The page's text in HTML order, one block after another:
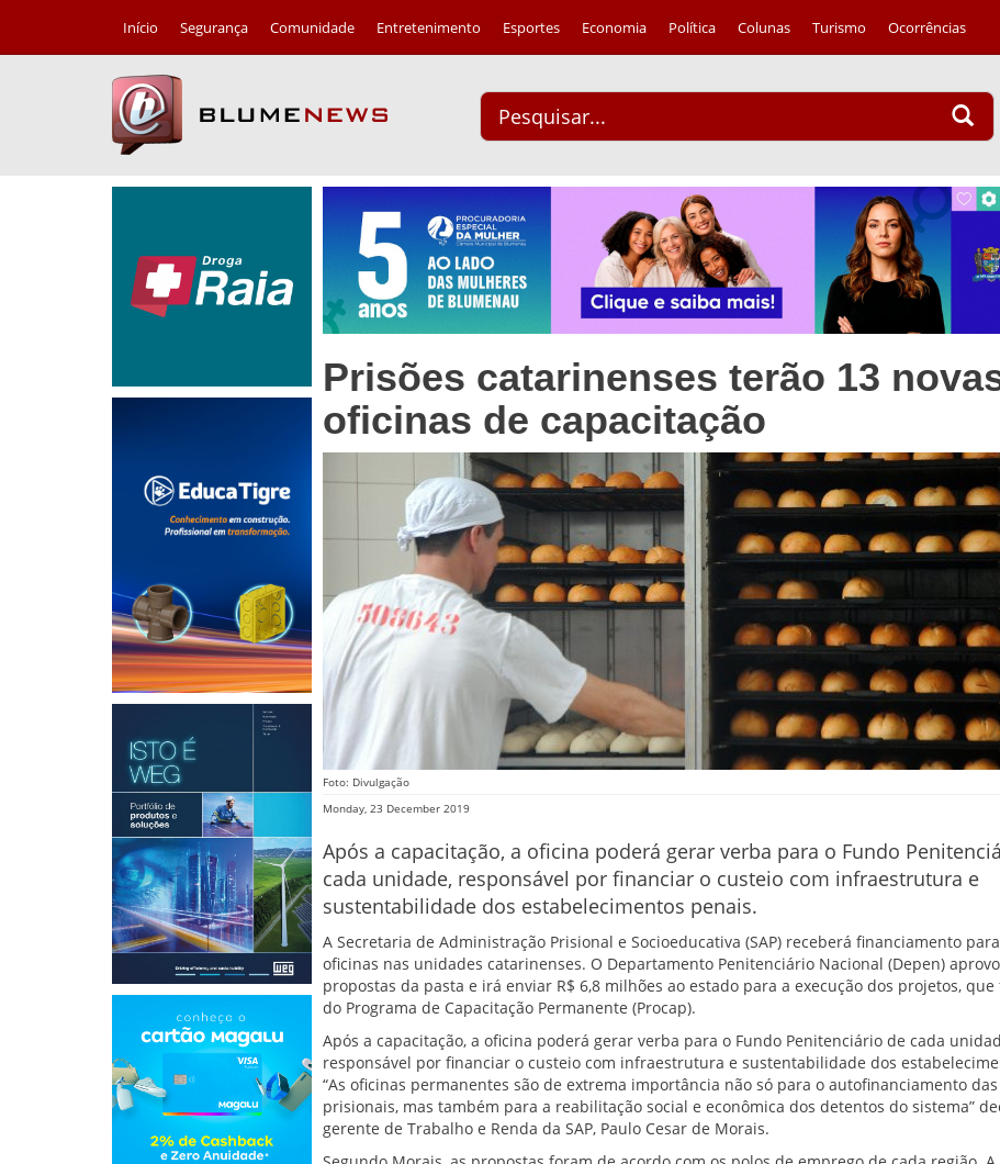
Início Segurança Comunidade Entretenimento Esportes Economia Política Colunas Turismo Ocorrências
Prisões catarinenses terão 13
oficinas de capacitação
Foto: Divulgação
Monday, 23 December 2019
Após a capacitação, a oficina poderá gerar verba para o Fundo
cada unidade, responsável por financiar o custeio com infraestrutura e
sustentabilidade dos estabelecimentos penais.
A Secretaria de Administração Prisional e Socioeducativa (SAP) receberá financiamento
oficinas nas unidades catarinenses. O Departamento Penitenciário Nacional (Depen)
propostas da pasta e irá enviar R$ 6,8 milhões ao estado para a execução dos projetos,
do Programa de Capacitação Permanente (Procap).
Após a capacitação, a oficina poderá gerar verba para o Fundo Penitenciário de cada
responsável por financiar o custeio com infraestrutura e sustentabilidade dos
“As oficinas permanentes são de extrema importância não só para o autofinanciamento
prisionais, mas também para a reabilitação social e econômica dos detentos do sistema”
gerente de Trabalho e Renda da SAP, Paulo Cesar de Morais.